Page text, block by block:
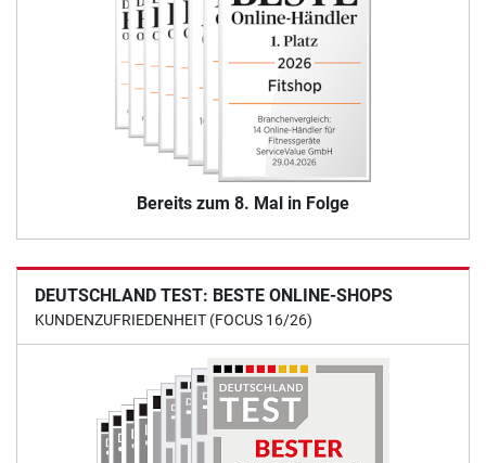
Bereits zum 8. Mal in Folge
DEUTSCHLAND TEST: BESTE ONLINE-SHOPS
KUNDENZUFRIEDENHEIT (FOCUS 16/26)